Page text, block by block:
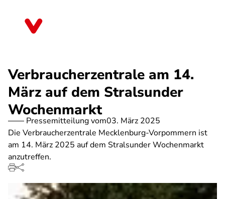
Verbraucherzentrale am 14.
März auf dem Stralsunder
Wochenmarkt
Pressemitteilung vom03. März 2025
Die Verbraucherzentrale Mecklenburg-Vorpommern ist
am 14. März 2025 auf dem Stralsunder Wochenmarkt
anzutreffen.